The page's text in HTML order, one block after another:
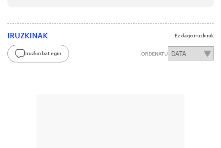
IRUZKINAK Ez dago iruzkinik
Iruzkin bat egin ORDENATU